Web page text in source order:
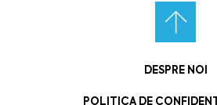
DESPRE NOI
POLITICA DE